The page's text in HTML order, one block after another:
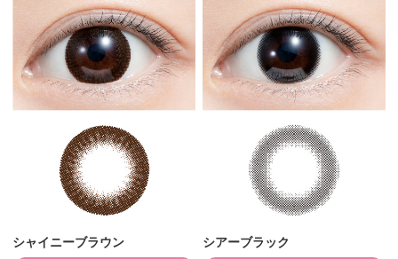
シャイニーブラウン シアーブラック